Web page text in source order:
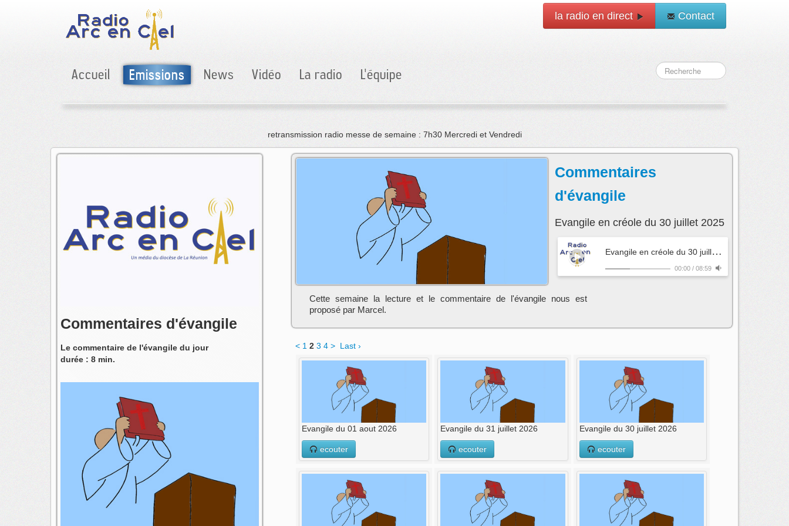
la radio en direct Contact
Accueil Emissions News Vidéo La radio L'équipe
retransmission radio messe de semaine : 7h30 Mercredi et Vendredi
Commentaires d'évangile
Le commentaire de l'évangile du jour
durée : 8 min.
Commentaires
d'évangile
Evangile en créole du 30 juillet 2025
E
vangile en créole du 30 juillet 2025
00:00/ 08:59
Cette semaine la lecture et le commentaire de l'évangile nous est
proposé par Marcel.
< 1 2 3 4 > Last ›
Evangile du 01 aout 2026
ecouter
Evangile du 31 juillet 2026
ecouter
Evangile du 30 juillet 2026
ecouter